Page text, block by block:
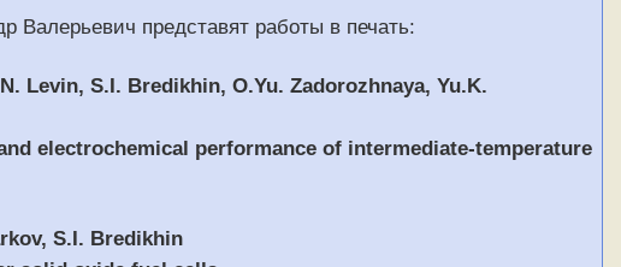
Валерьевич представят работы в печать:
Levin, S.I. Bredikhin, O.Yu. Zadorozhnaya, Yu.K.
electrochemical performance of intermediate-temperature
S.I. Bredikhin